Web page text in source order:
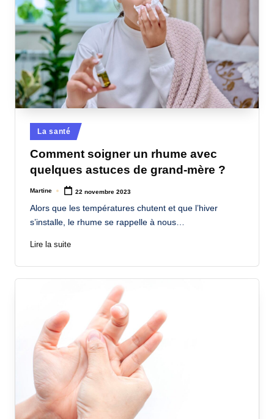
Posted
in
La santé
Comment soigner un rhume avec
quelques astuces de grand-mère ?
Posted
Martine 22 novembre 2023
Alors que les températures chutent et que l’hiver
s’installe, le rhume se rappelle à nous…
Lire la suite